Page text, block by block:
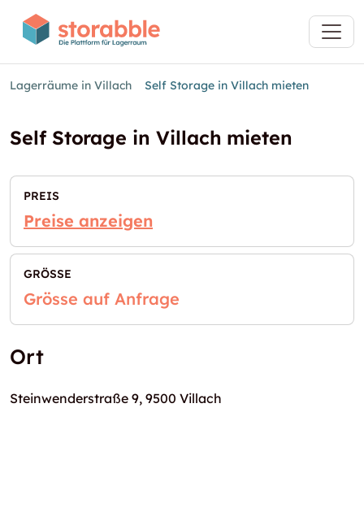
Lagerräume in Villach Self Storage in Villach mieten
Self Storage in Villach mieten
PREIS
Preise anzeigen
GRÖSSE
Grösse auf Anfrage
Ort
Steinwenderstraße 9, 9500 Villach